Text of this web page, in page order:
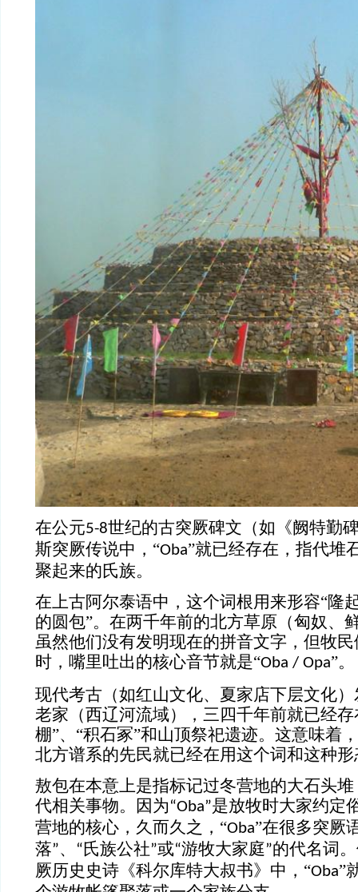
在公元5-8世纪的古突厥碑文（如《阙特勤
斯突厥传说中，“Oba”就已经存在，指代堆
聚起来的氏族。
在上古阿尔泰语中，这个词根用来形容“隆
的圆包”。在两千年前的北方草原（匈奴、
虽然他们没有发明现在的拼音文字，但牧
时，嘴里吐出的核心音节就是“Oba / Opa”。
现代考古（如红山文化、夏家店下层文化
老家（西辽河流域），三四千年前就已经
棚”、“积石冢”和山顶祭祀遗迹。这意味着
北方谱系的先民就已经在用这个词和这种形
敖包在本意上是指标记过冬营地的大石头
代相关事物。
因为 “Oba”是放牧时大家约定
营地的核心，久而久之， “Oba”在很多突厥
落”、 “ 氏族公社”或“游牧大家庭”的代名词
厥历史史诗《科尔库特大叔书》中， “Oba”